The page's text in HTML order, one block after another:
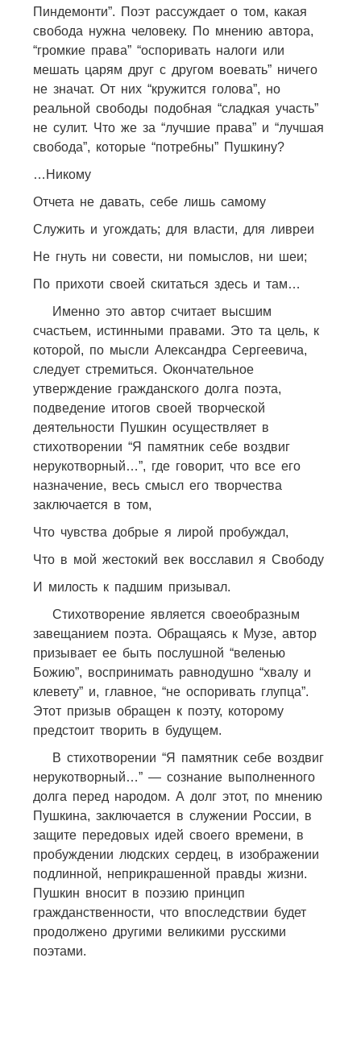
Пиндемонти”. Поэт рассуждает о том, какая
свобода нужна человеку. По мнению автора,
“громкие права” “оспоривать налоги или
мешать царям друг с другом воевать” ничего
не значат. От них “кружится голова”, но
реальной свободы подобная “сладкая участь”
не сулит. Что же за “лучшие права” и “лучшая
свобода”, которые “потребны” Пушкину?
…Никому
Отчета не давать, себе лишь самому
Служить и угождать; для власти, для ливреи
Не гнуть ни совести, ни помыслов, ни шеи;
По прихоти своей скитаться здесь и там…
Именно это автор считает высшим
счастьем, истинными правами. Это та цель, к
которой, по мысли Александра Сергеевича,
следует стремиться. Окончательное
утверждение гражданского долга поэта,
подведение итогов своей творческой
деятельности Пушкин осуществляет в
стихотворении “Я памятник себе воздвиг
нерукотворный…”, где говорит, что все его
назначение, весь смысл его творчества
заключается в том,
Что чувства добрые я лирой пробуждал,
Что в мой жестокий век восславил я Свободу
И милость к падшим призывал.
Стихотворение является своеобразным
завещанием поэта. Обращаясь к Музе, автор
призывает ее быть послушной “веленью
Божию”, воспринимать равнодушно “хвалу и
клевету” и, главное, “не оспоривать глупца”.
Этот призыв обращен к поэту, которому
предстоит творить в будущем.
В стихотворении “Я памятник себе воздвиг
нерукотворный…” — сознание выполненного
долга перед народом. А долг этот, по мнению
Пушкина, заключается в служении России, в
защите передовых идей своего времени, в
пробуждении людских сердец, в изображении
подлинной, неприкрашенной правды жизни.
Пушкин вносит в поэзию принцип
гражданственности, что впоследствии будет
продолжено другими великими русскими
поэтами.